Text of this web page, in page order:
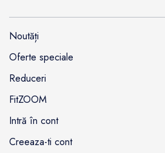
Noutăți
Oferte speciale
Reduceri
FitZOOM
Intră în cont
Creeaza-ti cont